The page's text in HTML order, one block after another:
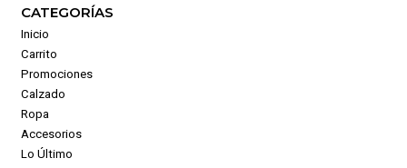
CATEGORÍAS
Inicio
Carrito
Promociones
Calzado
Ropa
Accesorios
Lo Último